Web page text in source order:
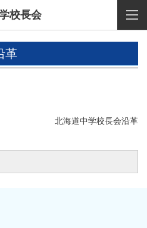
校長会
革
北海道中学校長会沿革